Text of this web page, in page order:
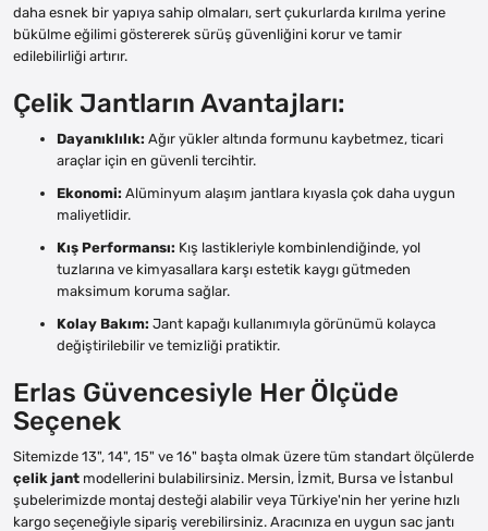
daha esnek bir yapıya sahip olmaları, sert çukurlarda kırılma yerine
bükülme eğilimi göstererek sürüş güvenliğini korur ve tamir
edilebilirliği artırır.
Çelik Jantların Avantajları:
Dayanıklılık: Ağır yükler altında formunu kaybetmez, ticari
araçlar için en güvenli tercihtir.
Ekonomi: Alüminyum alaşım jantlara kıyasla çok daha uygun
maliyetlidir.
Kış Performansı: Kış lastikleriyle kombinlendiğinde, yol
tuzlarına ve kimyasallara karşı estetik kaygı gütmeden
maksimum koruma sağlar.
Kolay Bakım: Jant kapağı kullanımıyla görünümü kolayca
değiştirilebilir ve temizliği pratiktir.
Erlas Güvencesiyle Her Ölçüde
Seçenek
Sitemizde 13", 14", 15" ve 16" başta olmak üzere tüm standart ölçülerde
çelik jant modellerini bulabilirsiniz. Mersin, İzmit, Bursa ve İstanbul
şubelerimizde montaj desteği alabilir veya Türkiye'nin her yerine hızlı
kargo seçeneğiyle sipariş verebilirsiniz. Aracınıza en uygun sac jantı